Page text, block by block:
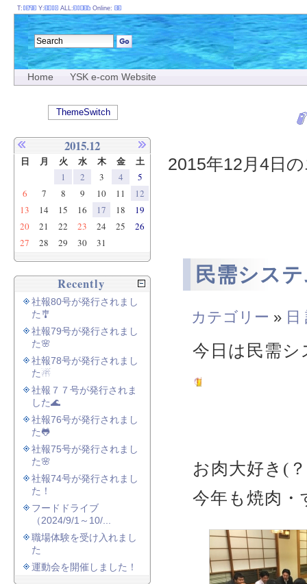
Home YSK e-com Website
2015年12月4日
民需シス
カテゴリー » 日
今日は民需
お肉大好き(
今年も焼肉
T: Y: ALL: Online:
ThemeSwitch
2015.12
日 月 火 水 木 金 土
1 2 3 4
5
6
7 8 9 10 11
12
13
14 15 16 17 18
19
20
21 22 23 24 25
26
27
28 29 30 31
Recently
社報80号が発行されまし
た🎐
社報79号が発行されまし
た🌸
社報78号が発行されまし
た☃
社報７７号が発行されま
した🌊
社報76号が発行されまし
た🐸
社報75号が発行されまし
た🌸
社報74号が発行されまし
た！
フードドライブ
（2024/9/1～10/...
職場体験を受け入れまし
た
運動会を開催しました！